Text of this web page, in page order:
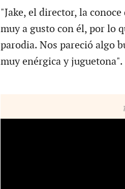
"Jake, el director, la
muy a gusto con él, por lo
parodia. Nos pareció algo
muy enérgica y juguetona".